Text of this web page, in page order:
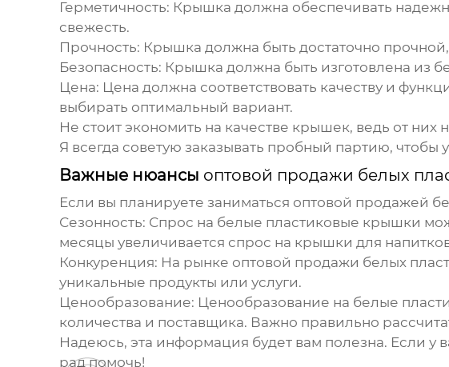
Герметичность: Крышка должна обеспечивать
свежесть.
Прочность: Крышка должна быть достаточно
Безопасность: Крышка должна быть изготовлена из
Цена: Цена должна соответствовать качеству и
выбирать оптимальный вариант.
Не стоит экономить на качестве крышек, ведь от
Я всегда советую заказывать пробный партию, чтобы
Важные нюансы оптовой продажи белых
Если вы планируете заниматься оптовой продажей
Сезонность: Спрос на белые пластиковые крышки
месяцы увеличивается спрос на крышки для
Конкуренция: На рынке оптовой продажи белых
уникальные продукты или услуги.
Ценообразование: Ценообразование на белые
количества и поставщика. Важно правильно
Надеюсь, эта информация будет вам полезна. Если у
рад помочь!